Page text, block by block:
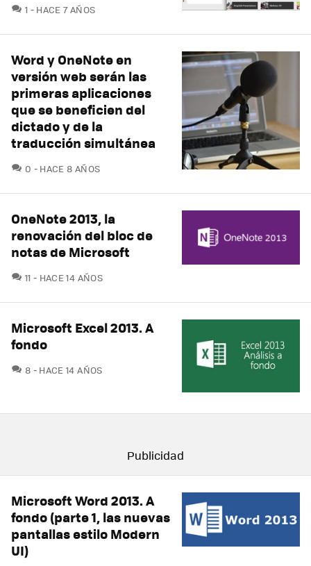
1 COMENTARIOS
HACE 7 AÑOS
Word y OneNote en
versión web serán las
primeras aplicaciones
que se beneficien del
dictado y de la
traducción simultánea
0 COMENTARIOS
HACE 8 AÑOS
OneNote 2013, la
renovación del bloc de
notas de Microsoft
11 COMENTARIOS
HACE 14 AÑOS
Microsoft Excel 2013. A
fondo
8 COMENTARIOS
HACE 14 AÑOS
Microsoft Word 2013. A
fondo (parte 1, las nuevas
pantallas estilo Modern
UI)